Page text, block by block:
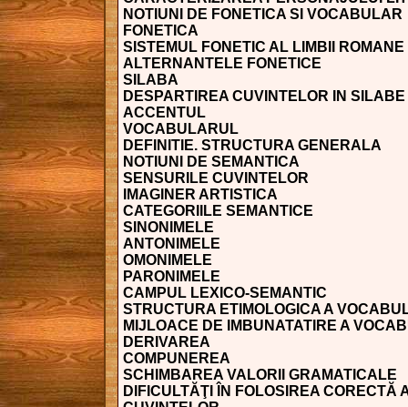
NOTIUNI DE FONETICA SI VOCABULAR
FONETICA
SISTEMUL FONETIC AL LIMBII ROMANE
ALTERNANTELE FONETICE
SILABA
DESPARTIREA CUVINTELOR IN SILABE
ACCENTUL
VOCABULARUL
DEFINITIE. STRUCTURA GENERALA
NOTIUNI DE SEMANTICA
SENSURILE CUVINTELOR
IMAGINER ARTISTICA
CATEGORIILE SEMANTICE
SINONIMELE
ANTONIMELE
OMONIMELE
PARONIMELE
CAMPUL LEXICO-SEMANTIC
STRUCTURA ETIMOLOGICA A
MIJLOACE DE IMBUNATATIRE A
DERIVAREA
COMPUNEREA
SCHIMBAREA VALORII GRAMATICALE
DIFICULTĂŢI ÎN FOLOSIREA CORECTĂ